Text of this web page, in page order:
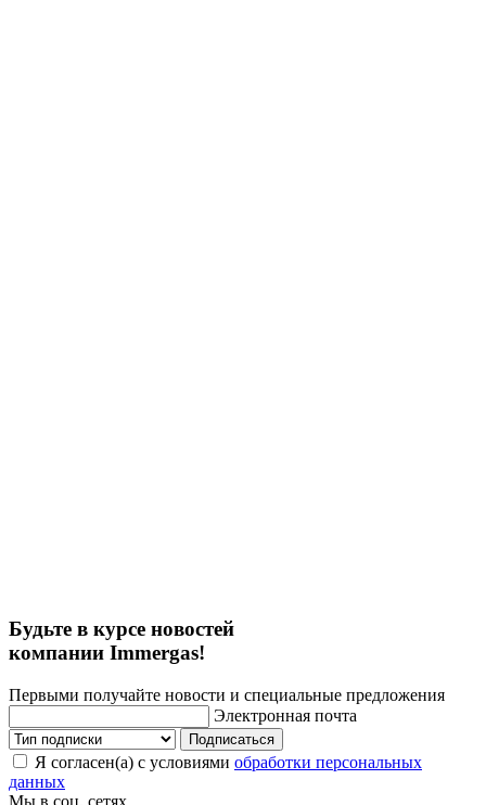
Будьте в курсе новостей
компании Immergas!
Первыми получайте новости и специальные предложения
Электронная почта
Подписаться
Я согласен(а) с условиями обработки персональных
данных
Мы в соц. сетях